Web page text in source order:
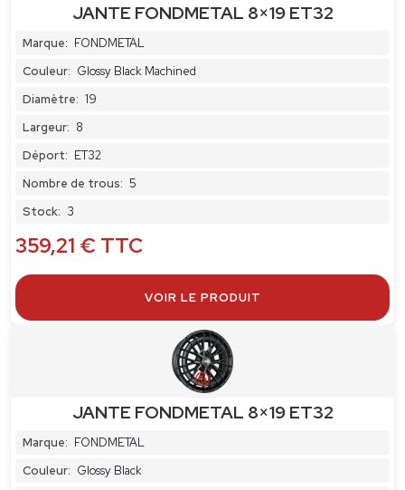
JANTE FONDMETAL 8×19 ET32
Marque: FONDMETAL
Couleur: Glossy Black Machined
Diamètre: 19
Largeur: 8
Déport: ET32
Nombre de trous: 5
Stock: 3
359,21 € TTC
VOIR LE PRODUIT
JANTE FONDMETAL 8×19 ET32
Marque: FONDMETAL
Couleur: Glossy Black